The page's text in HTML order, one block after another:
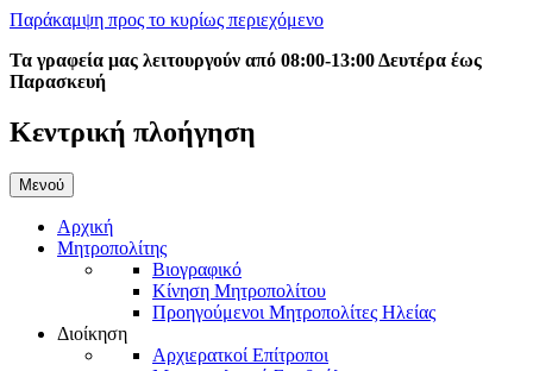
Παράκαμψη προς το κυρίως περιεχόμενο
Τα γραφεία μας λειτουργούν από 08:00-13:00 Δευτέρα έως
Παρασκευή
Κεντρική πλοήγηση
Μενού
Αρχική
Μητροπολίτης
Βιογραφικό
Κίνηση Μητροπολίτου
Προηγούμενοι Μητροπολίτες Ηλείας
Διοίκηση
Αρχιερατκοί Επίτροποι